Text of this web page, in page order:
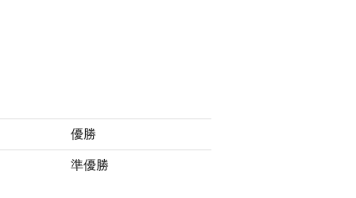
優勝
準優勝